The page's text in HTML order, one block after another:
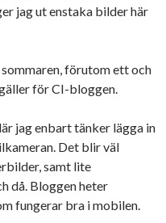
jag ut enstaka bilder här
förutom ett och
för CI-bloggen.
jag enbart tänker lägga in
Det blir väl
samt lite
då. Bloggen heter
fungerar bra i mobilen.